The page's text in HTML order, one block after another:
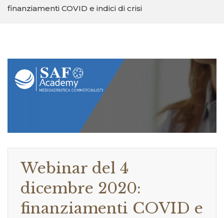
finanziamenti COVID e indici di crisi
Webinar del 4
dicembre 2020:
finanziamenti COVID e